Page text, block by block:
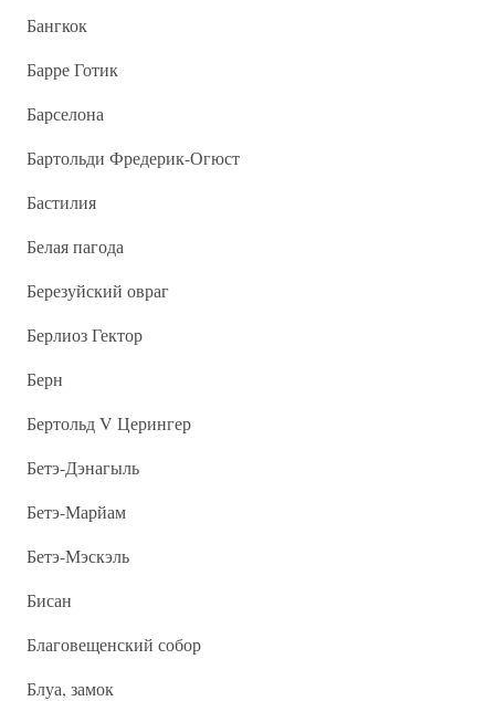
Бангкок
Барре Готик
Барселона
Бартольди Фредерик-Огюст
Бастилия
Белая пагода
Березуйский овраг
Берлиоз Гектор
Берн
Бертольд V Церингер
Бетэ-Дэнагыль
Бетэ-Марйам
Бетэ-Мэскэль
Бисан
Благовещенский собор
Блуа, замок